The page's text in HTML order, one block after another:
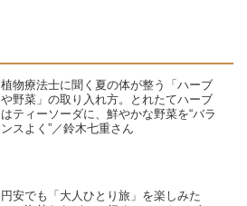
植物療法士に聞く夏の体が整う「ハーブ
や野菜」の取り入れ方。とれたてハーブ
はティーソーダに、鮮やかな野菜を“バラ
ンスよく”／鈴木七重さん
円安でも「大人ひとり旅」を楽しみた